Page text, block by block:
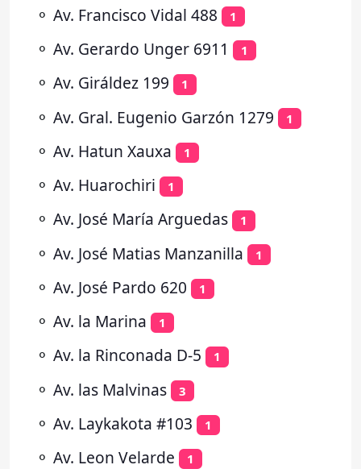
⚬ Av. Francisco Vidal 488 1
⚬ Av. Gerardo Unger 6911 1
⚬ Av. Giráldez 199 1
⚬ Av. Gral. Eugenio Garzón 1279 1
⚬ Av. Hatun Xauxa 1
⚬ Av. Huarochiri 1
⚬ Av. José María Arguedas 1
⚬ Av. José Matias Manzanilla 1
⚬ Av. José Pardo 620 1
⚬ Av. la Marina 1
⚬ Av. la Rinconada D-5 1
⚬ Av. las Malvinas 3
⚬ Av. Laykakota #103 1
⚬ Av. Leon Velarde 1